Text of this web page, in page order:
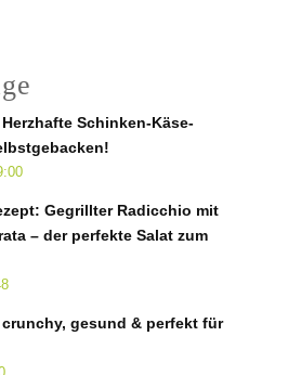
Schinken-Käse-
Gegrillter Radicchio mit
– der perfekte Salat zum
crunchy, gesund & perfekt für